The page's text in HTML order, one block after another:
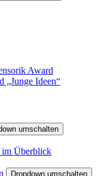
Award
„Junge Ideen“
umschalten
Überblick
Dropdown umschalten